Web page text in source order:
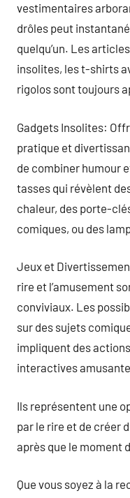
vestimentaires
drôles peut
quelqu’un. Les
insolites, les t-shirts
rigolos sont toujours
Gadgets Insolites:
pratique et
de combiner humour
tasses qui révèlent
chaleur, des porte-
comiques, ou des
Jeux et
rire et l’amusement
conviviaux. Les
sur des sujets
impliquent des
interactives
Ils représentent une
par le rire et de créer
après que le moment
Que vous soyez à la